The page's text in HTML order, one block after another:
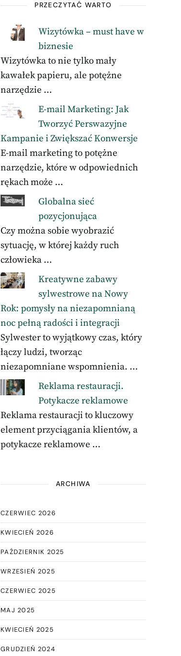
PRZECZYTAĆ WARTO
Wizytówka – must have w
biznesie
Wizytówka to nie tylko mały
kawałek papieru, ale potężne
narzędzie …
E-mail Marketing: Jak
Tworzyć Perswazyjne
Kampanie i Zwiększać Konwersje
E-mail marketing to potężne
narzędzie, które w odpowiednich
rękach może …
Globalna sieć
pozycjonująca
Czy można sobie wyobrazić
sytuację, w której każdy ruch
człowieka …
Kreatywne zabawy
sylwestrowe na Nowy
Rok: pomysły na niezapomnianą
noc pełną radości i integracji
Sylwester to wyjątkowy czas, który
łączy ludzi, tworząc
niezapomniane wspomnienia. …
Reklama restauracji.
Potykacze reklamowe
Reklama restauracji to kluczowy
element przyciągania klientów, a
potykacze reklamowe …
ARCHIWA
CZERWIEC 2026
KWIECIEŃ 2026
PAŹDZIERNIK 2025
WRZESIEŃ 2025
CZERWIEC 2025
MAJ 2025
KWIECIEŃ 2025
GRUDZIEŃ 2024